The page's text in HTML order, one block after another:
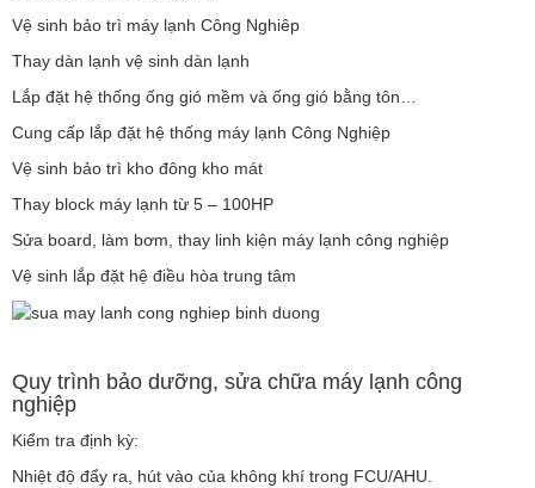
Vệ sinh bảo trì máy lạnh Công Nghiêp
Thay dàn lạnh vệ sinh dàn lạnh
Lắp đặt hệ thống ống gió mềm và ống gió bằng tôn…
Cung cấp lắp đặt hệ thống máy lạnh Công Nghiệp
Vệ sinh bảo trì kho đông kho mát
Thay block máy lạnh từ 5 – 100HP
Sửa board, làm bơm, thay linh kiện máy lạnh công nghiệp
Vệ sinh lắp đặt hệ điều hòa trung tâm
Quy trình bảo dưỡng, sửa chữa máy lạnh công
nghiệp
Kiểm tra định kỳ:
Nhiệt độ đẩy ra, hút vào của không khí trong FCU/AHU.